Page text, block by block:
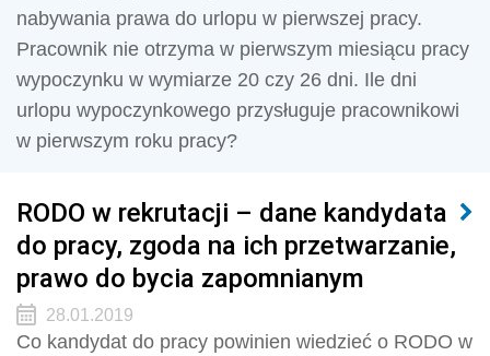
nabywania prawa do urlopu w pierwszej pracy.
Pracownik nie otrzyma w pierwszym miesiącu pracy
wypoczynku w wymiarze 20 czy 26 dni. Ile dni
urlopu wypoczynkowego przysługuje pracownikowi
w pierwszym roku pracy?
RODO w rekrutacji – dane kandydata
do pracy, zgoda na ich przetwarzanie,
prawo do bycia zapomnianym
28.01.2019
Co kandydat do pracy powinien wiedzieć o RODO w